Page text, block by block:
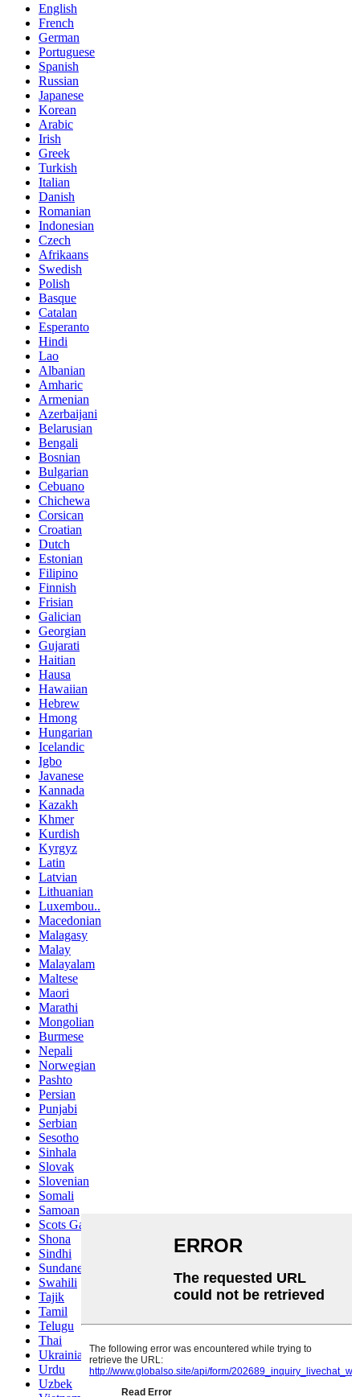
English
French
German
Portuguese
Spanish
Russian
Japanese
Korean
Arabic
Irish
Greek
Turkish
Italian
Danish
Romanian
Indonesian
Czech
Afrikaans
Swedish
Polish
Basque
Catalan
Esperanto
Hindi
Lao
Albanian
Amharic
Armenian
Azerbaijani
Belarusian
Bengali
Bosnian
Bulgarian
Cebuano
Chichewa
Corsican
Croatian
Dutch
Estonian
Filipino
Finnish
Frisian
Galician
Georgian
Gujarati
Haitian
Hausa
Hawaiian
Hebrew
Hmong
Hungarian
Icelandic
Igbo
Javanese
Kannada
Kazakh
Khmer
Kurdish
Kyrgyz
Latin
Latvian
Lithuanian
Luxembou..
Macedonian
Malagasy
Malay
Malayalam
Maltese
Maori
Marathi
Mongolian
Burmese
Nepali
Norwegian
Pashto
Persian
Punjabi
Serbian
Sesotho
Sinhala
Slovak
Slovenian
Somali
Samoan
Scots Gaelic
Shona
Sindhi
Sundanese
Swahili
Tajik
Tamil
Telugu
Thai
Ukrainian
Urdu
Uzbek